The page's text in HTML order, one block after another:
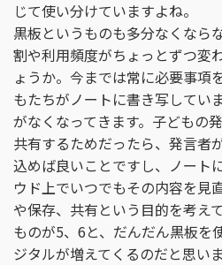
じて使い分けていますよね。
黒板というものも多分なくなら
割や利用頻度がちょっとずつ変
ょうか。今までは常に必要事項
もたちがノートに書き写してい
がなくなってきます。子どもの
共有するためだったら、発言者
込めば良いことですし、ノート
ウド上でいつでもその内容を見
や保存、共有という目的を考え
ものが5、6と、だんだん黒板を
ジタルが増えてくるのだと思いま